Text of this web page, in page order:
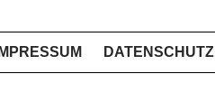
IMPRESSUM DATENSCHUTZ